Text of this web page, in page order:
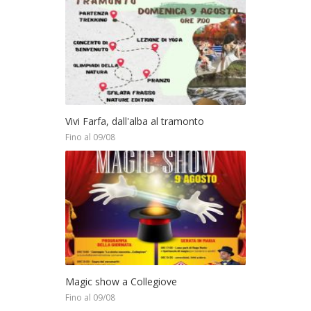
Vivi Farfa, dall'alba al tramonto
Fino al 09/08
Magic show a Collegiove
Fino al 09/08